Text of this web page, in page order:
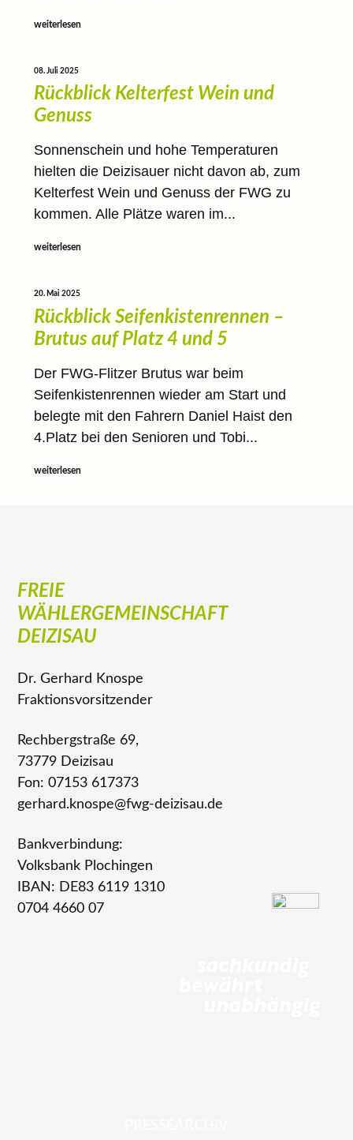
weiterlesen
08. Juli 2025
Rückblick Kelterfest Wein und
Genuss
Sonnenschein und hohe Temperaturen
hielten die Deizisauer nicht davon ab, zum
Kelterfest Wein und Genuss der FWG zu
kommen. Alle Plätze waren im...
weiterlesen
20. Mai 2025
Rückblick Seifenkistenrennen –
Brutus auf Platz 4 und 5
Der FWG-Flitzer Brutus war beim
Seifenkistenrennen wieder am Start und
belegte mit den Fahrern Daniel Haist den
4.Platz bei den Senioren und Tobi...
weiterlesen
FREIE
WÄHLERGEMEINSCHAFT
DEIZISAU
Dr. Gerhard Knospe
Fraktionsvorsitzender
Rechbergstraße 69,
73779 Deizisau
Fon: 07153 617373
gerhard.knospe@fwg-deizisau.de
Bankverbindung:
Volksbank Plochingen
IBAN: DE83 6119 1310
0704 4660 07